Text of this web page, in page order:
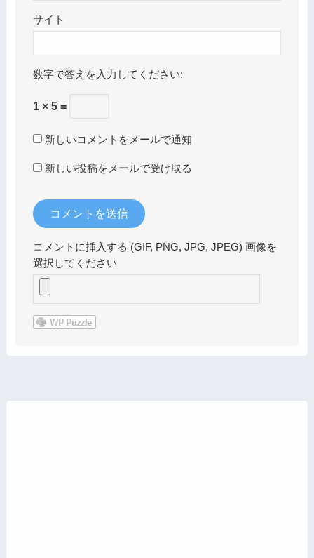
サイト
数字で答えを入力してください:
1 × 5 =
新しいコメントをメールで通知
新しい投稿をメールで受け取る
コメントに挿入する (GIF, PNG, JPG, JPEG) 画像を
選択してください